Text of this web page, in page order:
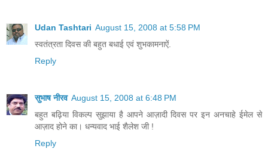
Udan Tashtari August 15, 2008 at 5:58 PM
स्वतंत्रता दिवस की बहुत बधाई एवं शुभकामनाऐं.
Reply
सुभाष नीरव August 15, 2008 at 6:48 PM
बहुत बढ़िया विकल्प सुझाया है आपने आज़ादी दिवस पर इन अनचाहे ईमेल से
आज़ाद होने का। धन्यवाद भाई शैलेश जी !
Reply